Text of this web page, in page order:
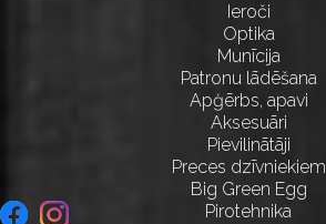
Ieroči
Optika
Munīcija
Patronu lādēšana
Apģērbs, apavi
Aksesuāri
Pievilinātāji
Preces dzīvniekiem
Big Green Egg
Pirotehnika